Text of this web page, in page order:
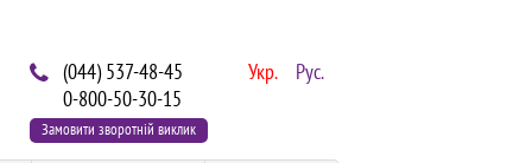
Укр. Рус.
(044) 537-48-45
0-800-50-30-15
Замовити зворотній виклик